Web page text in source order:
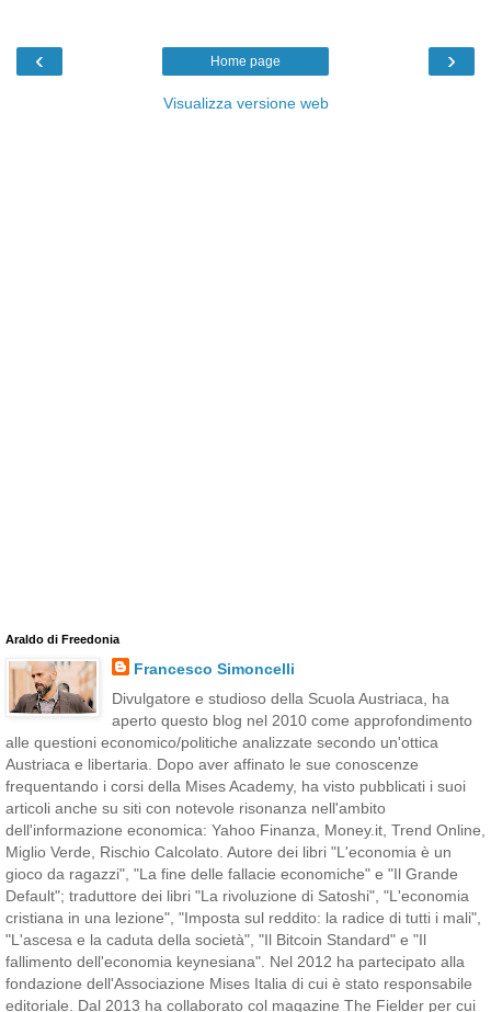
‹ ›
Home page
Visualizza versione web
Araldo di Freedonia
Francesco Simoncelli
Divulgatore e studioso della Scuola Austriaca, ha
aperto questo blog nel 2010 come approfondimento
alle questioni economico/politiche analizzate secondo un'ottica
Austriaca e libertaria. Dopo aver affinato le sue conoscenze
frequentando i corsi della Mises Academy, ha visto pubblicati i suoi
articoli anche su siti con notevole risonanza nell'ambito
dell'informazione economica: Yahoo Finanza, Money.it, Trend Online,
Miglio Verde, Rischio Calcolato. Autore dei libri "L'economia è un
gioco da ragazzi", "La fine delle fallacie economiche" e "Il Grande
Default"; traduttore dei libri "La rivoluzione di Satoshi", "L'economia
cristiana in una lezione", "Imposta sul reddito: la radice di tutti i mali",
"L'ascesa e la caduta della società", "Il Bitcoin Standard" e "Il
fallimento dell'economia keynesiana". Nel 2012 ha partecipato alla
fondazione dell'Associazione Mises Italia di cui è stato responsabile
editoriale. Dal 2013 ha collaborato col magazine The Fielder per cui